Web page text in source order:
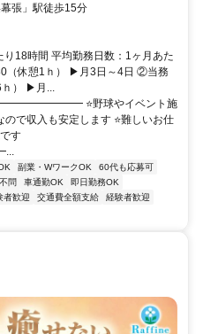
張」駅徒歩15分
18時間 平均勤務日数：1ヶ月あた
（休憩1ｈ） ▶月3日～4日 ②当務
ｈ） ▶月...
⭐野球やイベント施
で収入も安定します ⭐難しいお仕
す
副業・WワークOK
60代も応募可
問 車通勤OK
即日勤務OK
者歓迎 交通費全額支給
経験者歓迎